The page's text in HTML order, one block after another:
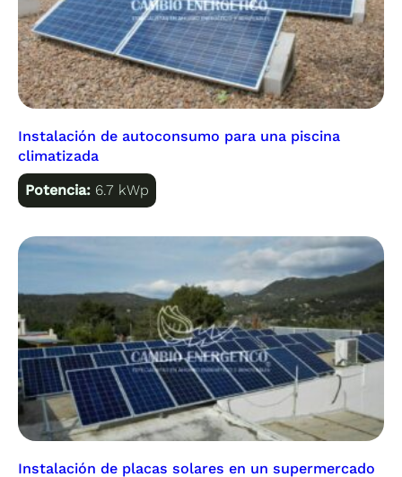
Instalación de autoconsumo para una piscina
climatizada
Potencia: 6.7 kWp
Instalación de placas solares en un supermercado